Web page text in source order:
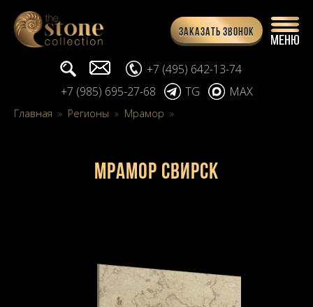
Заказать звонок
Поиск... info@stone-collection.ru
+7 (495) 642-13-74
+7 (985) 695-27-68
TG MAX
Главная » Регионы » Мрамор »
Мрамор Свирск